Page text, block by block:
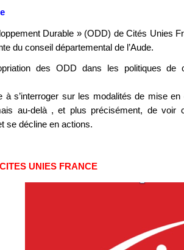
Durable » (ODD) de Cités Unies
du conseil départemental de l’Aude.
des ODD dans les politiques
à s’interroger sur les modalités de mise
au-delà , et plus précisément, de voir
se décline en actions.
UNIES FRANCE